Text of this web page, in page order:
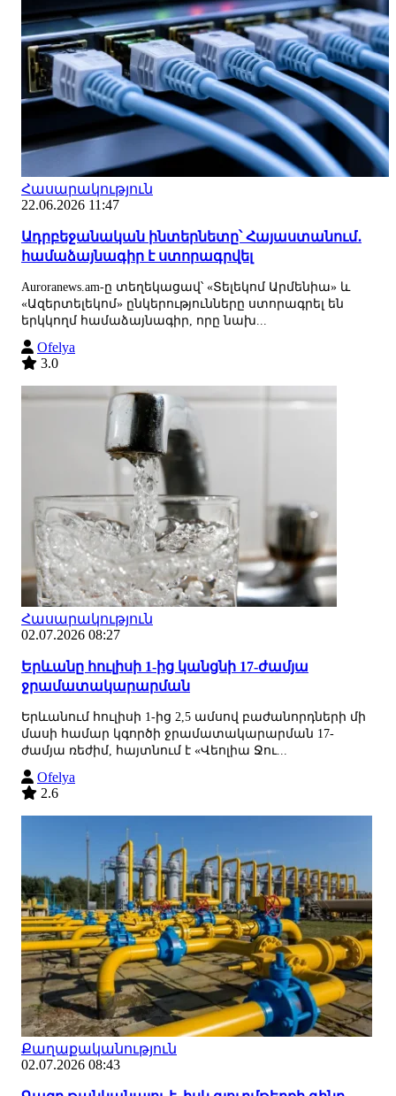
Հասարակություն
22.06.2026 11:47
Ադրբեջանական ինտերնետը՝ Հայաստանում․
համաձայնագիր է ստորագրվել
Auroranews.am-ը տեղեկացավ՝ «Տելեկոմ Արմենիա» և
«Ազերտելեկոմ» ընկերությունները ստորագրել են
երկկողմ համաձայնագիր, որը նախ...
Ofelya
3.0
Հասարակություն
02.07.2026 08:27
Երևանը հուլիսի 1-ից կանցնի 17-ժամյա
ջրամատակարարման
Երևանում հուլիսի 1-ից 2,5 ամսով բաժանորդների մի
մասի համար կգործի ջրամատակարարման 17-
ժամյա ռեժիմ, հայտնում է «Վեոլիա Ջու...
Ofelya
2.6
Քաղաքականություն
02.07.2026 08:43